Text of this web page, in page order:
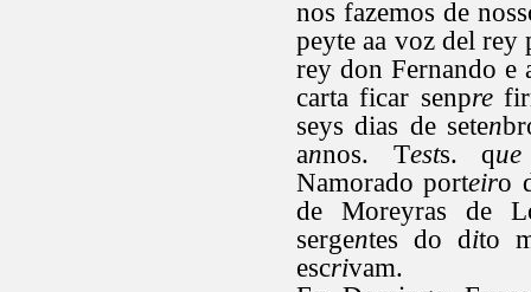
nos fazemos de
peyte aa voz del rey
rey don Fernando e
carta ficar senpre
seys dias de seten
annos. Tests. que
Namorado porteiro
de Moreyras de
sergentes do dito
escrivam.